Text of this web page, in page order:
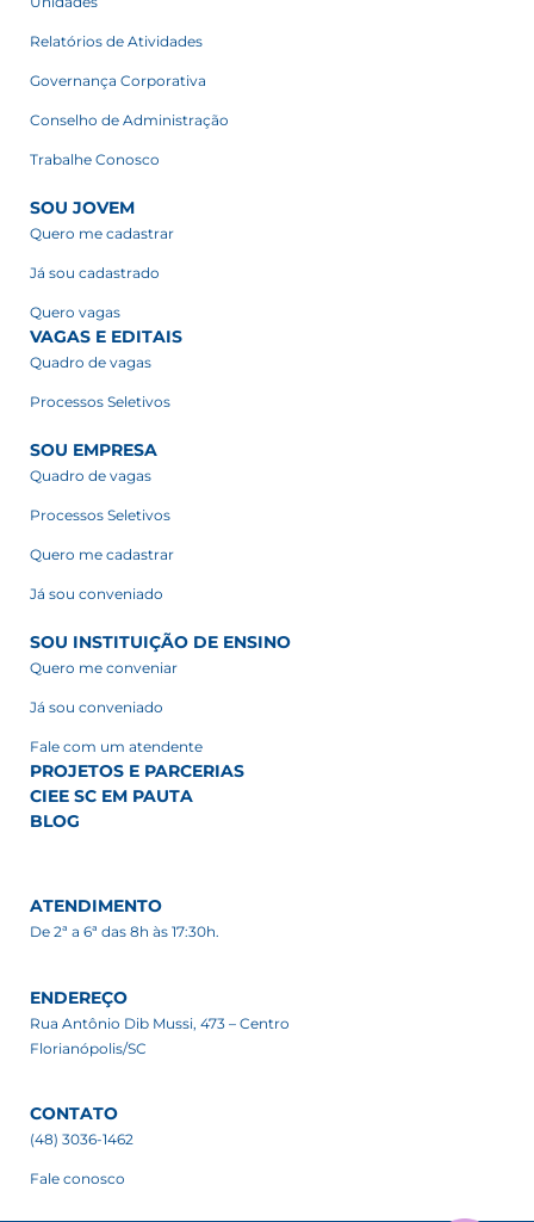
Relatórios de Atividades
Governança Corporativa
Conselho de Administração
Trabalhe Conosco
SOU JOVEM
Quero me cadastrar
Já sou cadastrado
Quero vagas
VAGAS E EDITAIS
Quadro de vagas
Processos Seletivos
SOU EMPRESA
Quadro de vagas
Processos Seletivos
Quero me cadastrar
Já sou conveniado
SOU INSTITUIÇÃO DE ENSINO
Quero me conveniar
Já sou conveniado
Fale com um atendente
PROJETOS E PARCERIAS
CIEE SC EM PAUTA
BLOG
ATENDIMENTO
De 2ª a 6ª das 8h às 17:30h.
ENDEREÇO
Rua Antônio Dib Mussi, 473 – Centro
Florianópolis/SC
CONTATO
(48) 3036-1462
Fale conosco